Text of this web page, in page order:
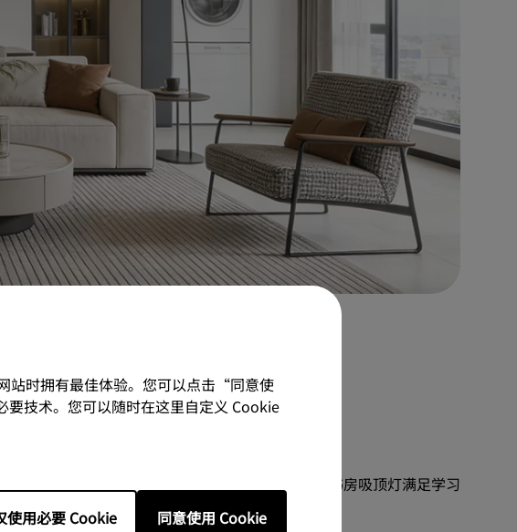
站时拥有最佳体验。您可以点击“同意使
技术。您可以随时在这里自定义 Cookie
使用必要 Cookie 同意使用 Cookie
致）
吸顶灯打造通透客厅，还是作为儿童房吸顶灯、书房吸顶灯满足学习